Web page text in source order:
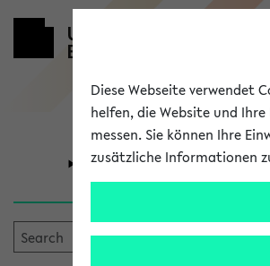
University
Diese Webseite verwendet
helfen, die Website und
messen. Sie können Ihre
zusätzliche Informationen